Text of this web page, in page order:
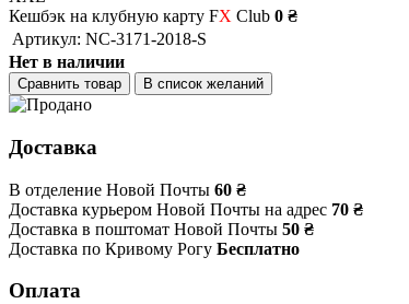
Кешбэк на клубную карту FX Club 0 ₴
Артикул: NC-3171-2018-S
Нет в наличии
Сравнить товар В список желаний
Доставка
В отделение Новой Почты 60 ₴
Доставка курьером Новой Почты на адрес 70 ₴
Доставка в поштомат Новой Почты 50 ₴
Доставка по Кривому Рогу Бесплатно
Оплата